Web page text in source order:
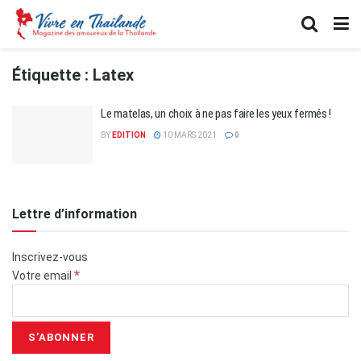
Étiquette : Latex
Le matelas, un choix à ne pas faire les yeux fermés !
BY EDITION 10 MARS 2021 0
Lettre d’information
Inscrivez-vous
Votre email *